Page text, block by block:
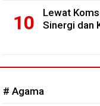
Lewat
Sinergi dan
# Agama